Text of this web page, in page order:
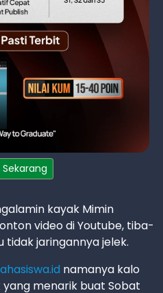
kayak Mimin
video di Youtube, tiba-
tidak jaringannya jelek.
namanya kalo
menarik buat Sobat